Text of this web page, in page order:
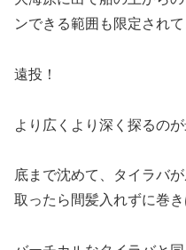
ンできる範囲も限定され
遠投！
より広くより深く探るのが
底まで沈めて、タイラバ
取ったら間髪入れずに巻き